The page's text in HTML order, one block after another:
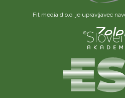
Fit media d.o.o. je upravljavec